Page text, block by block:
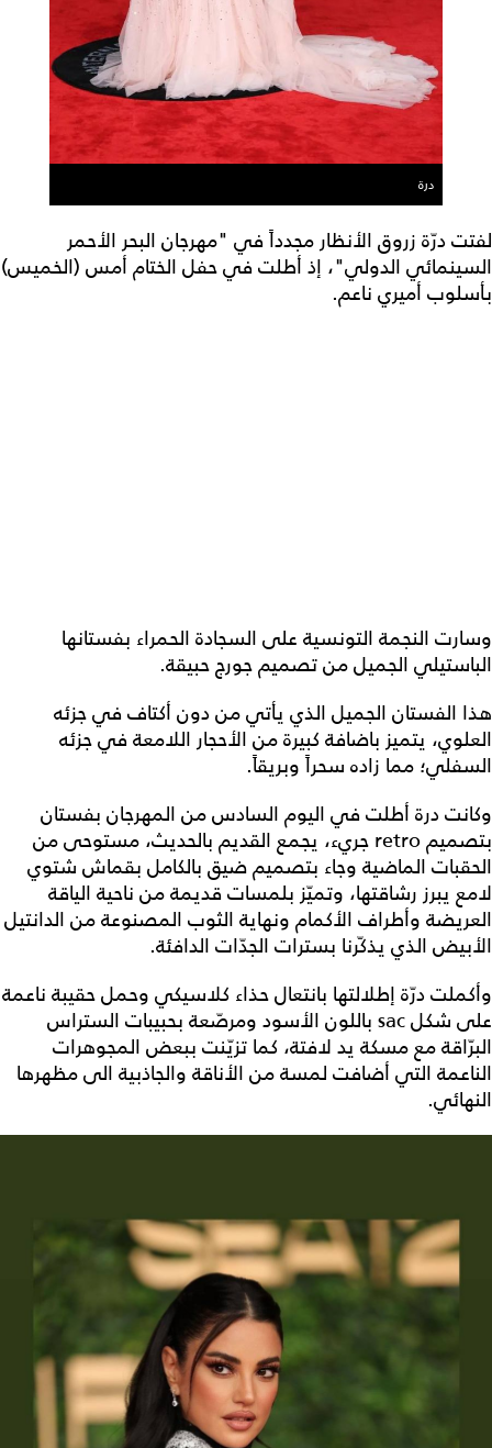
درة
لفتت درّة زروق الأنظار مجدداً في "مهرجان البحر الأحمر
السينمائي الدولي"، إذ أطلت في حفل الختام أمس (الخميس)
بأسلوب أميري ناعم.
وسارت النجمة التونسية على السجادة الحمراء بفستانها
الباستيلي الجميل من تصميم جورج حبيقة.
هذا الفستان الجميل الذي يأتي من دون أكتاف في جزئه
العلوي، يتميز باضافة كبيرة من الأحجار اللامعة في جزئه
السفلي؛ مما زاده سحراً وبريقاً.
وكانت درة أطلت في اليوم السادس من المهرجان بفستان
بتصميم retro جريء، يجمع القديم بالحديث، مستوحى من
الحقبات الماضية وجاء بتصميم ضيق بالكامل بقماش شتوي
لامع يبرز رشاقتها، وتميّز بلمسات قديمة من ناحية الياقة
العريضة وأطراف الأكمام ونهاية الثوب المصنوعة من الدانتيل
الأبيض الذي يذكّرنا بسترات الجدّات الدافئة.
وأكملت درّة إطلالتها بانتعال حذاء كلاسيكي وحمل حقيبة ناعمة
على شكل sac باللون الأسود ومرصّعة بحبيبات الستراس
البرّاقة مع مسكة يد لافتة، كما تزيّنت ببعض المجوهرات
الناعمة التي أضافت لمسة من الأناقة والجاذبية الى مظهرها
النهائي.